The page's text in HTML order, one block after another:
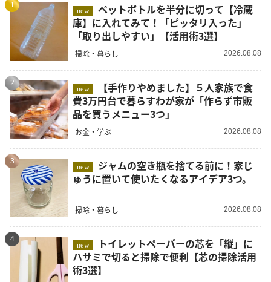
1
new
ペットボトルを半分に切って【冷蔵
庫】に入れてみて！「ピッタリ入った」
「取り出しやすい」【活用術3選】
掃除・暮らし 2026.08.08
2
new
費3万円台で暮らすわが家が「作らず市販
品を買うメニュー3つ」
お金・学ぶ 2026.08.08
3
new
ゅうに置いて使いたくなるアイデア3つ。
掃除・暮らし 2026.08.08
4
new
ハサミで切ると掃除で便利【芯の掃除活用
術3選】